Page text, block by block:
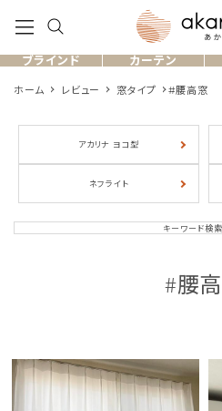
ブラインド カーテン
製品一覧
お問い合わせ
ホーム レビュー 窓タイプ #腰高窓
アカリナ ヨコ型
ネフライト
キーワード検索
#腰